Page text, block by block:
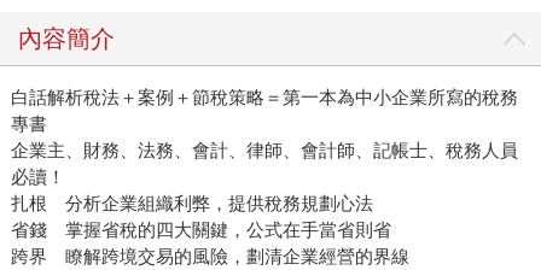
內容簡介
白話解析稅法＋案例＋節稅策略＝第一本為中小企業所寫的稅務
專書
企業主、財務、法務、會計、律師、會計師、記帳士、稅務人員
必讀！
扎根 分析企業組織利弊，提供稅務規劃心法
省錢 掌握省稅的四大關鍵，公式在手當省則省
跨界 瞭解跨境交易的風險，劃清企業經營的界線